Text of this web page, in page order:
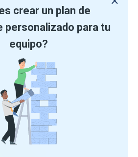
crear un plan de
personalizado para tu
equipo?